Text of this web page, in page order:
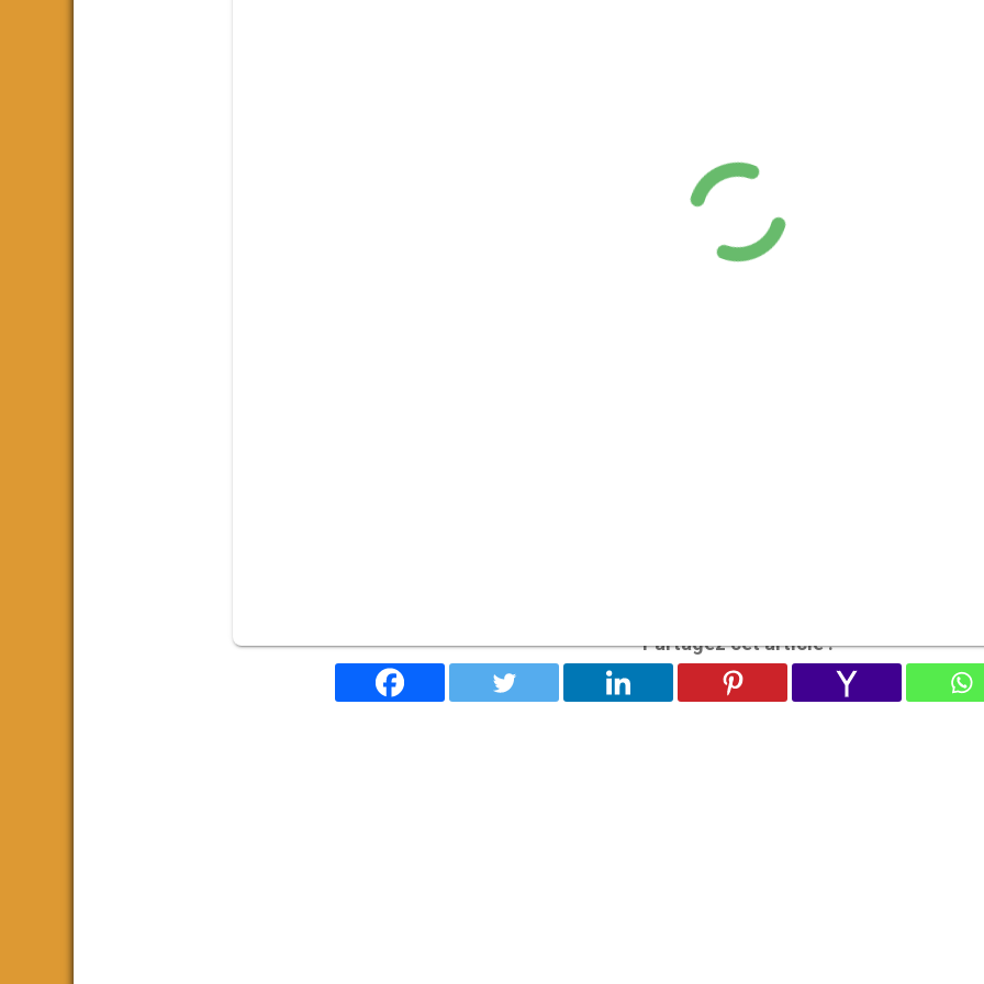
Partagez cet article !